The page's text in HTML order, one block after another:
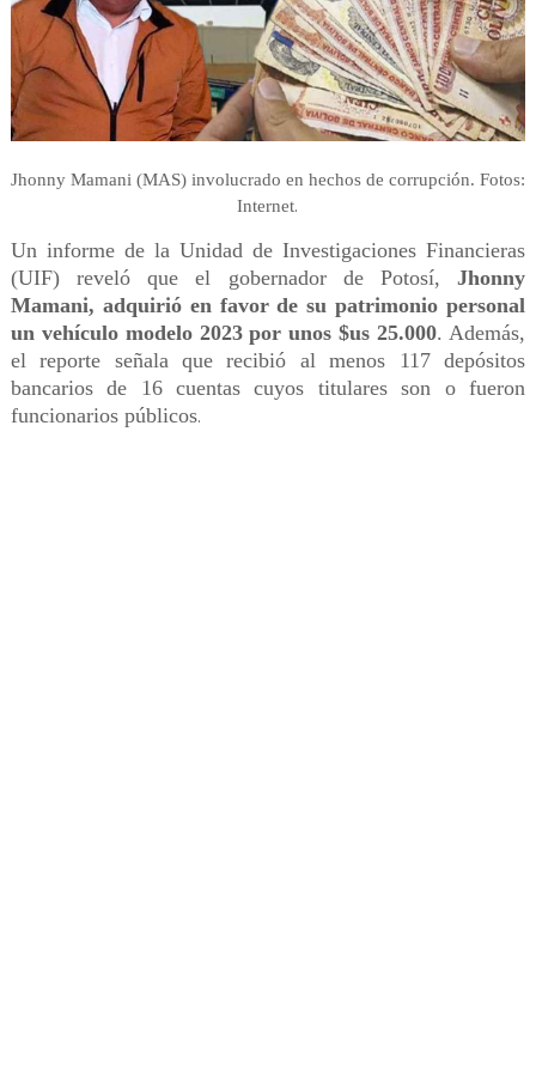
Jhonny Mamani (MAS) involucrado en hechos de corrupción. Fotos:
Internet.
Un informe de la Unidad de Investigaciones Financieras
(UIF) reveló que el gobernador de Potosí,Jhonny
Mamani, adquirió en favor de su patrimonio personal
un vehículo modelo 2023 por unos $us 25.000. Además,
el reporte señala que recibió al menos 117 depósitos
bancarios de 16 cuentas cuyos titulares son o fueron
funcionarios públicos.